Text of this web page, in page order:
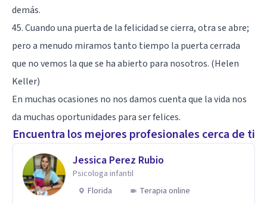
demás.
45. Cuando una puerta de la felicidad se cierra, otra se abre;
pero a menudo miramos tanto tiempo la puerta cerrada
que no vemos la que se ha abierto para nosotros. (Helen
Keller)
En muchas ocasiones no nos damos cuenta que la vida nos
da muchas oportunidades para ser felices.
Encuentra los mejores profesionales cerca de ti
Jessica Perez Rubio
Psicologa infantil
Florida
Terapia online